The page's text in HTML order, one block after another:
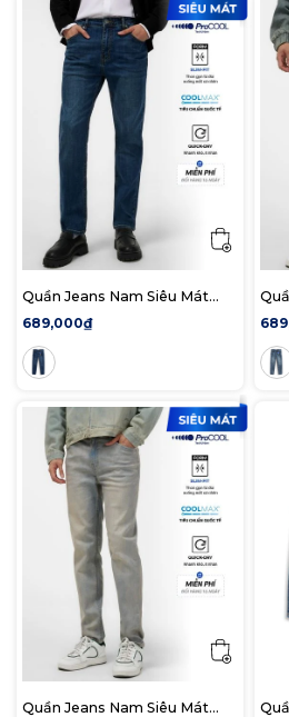
Quần Jeans Nam Siêu Mát
Ống Ôm ProCOOL Dark Blue
689,000₫
Quần Jeans Nam Siêu Mát